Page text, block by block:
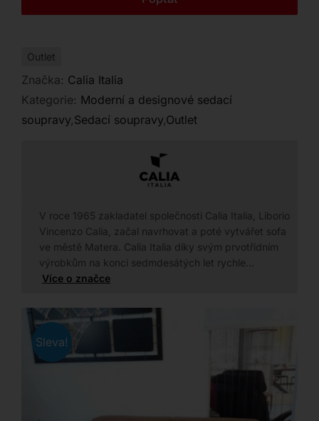
Sleva!
75900 Kč.
38900 Kč.
Outlet
Značka: Calia Italia
Kategorie: Moderní a designové sedací
soupravy,Sedací soupravy,Outlet
V roce 1965 zakladatel společnosti Calia Italia, Liborio
Vincenzo Calia, začal navrhovat a poté vytvářet sofa
ve městě Matera. Calia Italia díky svým prvotřídním
výrobkům na konci sedmdesátých let rychle…
Více o značce